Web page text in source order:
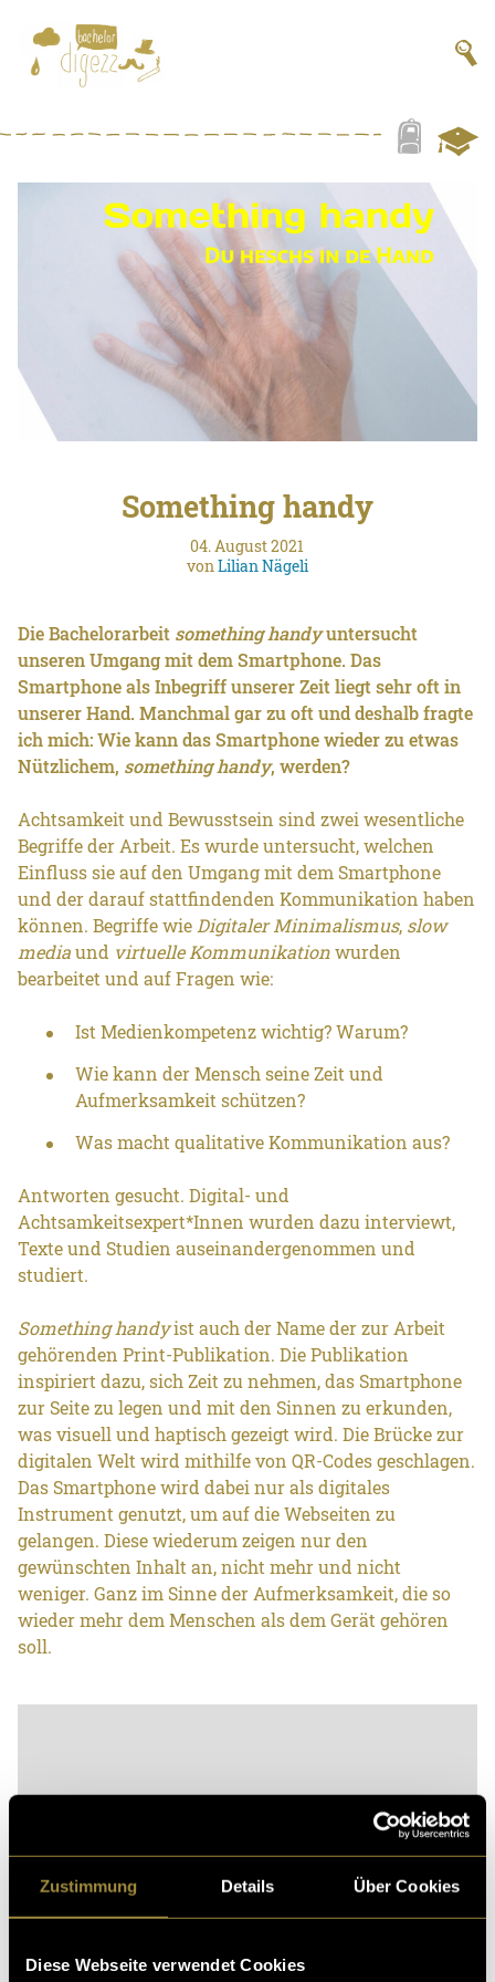
Zustimmung Details Über Cookies
Diese Webseite verwendet Cookies
Something handy
04. August 2021
vonLilian Nägeli
Die Bachelorarbeit something handyuntersucht
unseren Umgang mit dem Smartphone. Das
Smartphone als Inbegriff unserer Zeit liegt sehr oft in
unserer Hand. Manchmal gar zu oft und deshalb fragte
ich mich: Wie kann das Smartphone wieder zu etwas
Nützlichem, something handy, werden?
Achtsamkeit und Bewusstsein sind zwei wesentliche
Begriffe der Arbeit. Es wurde untersucht, welchen
Einfluss sie auf den Umgang mit dem Smartphone
und der darauf stattfindenden Kommunikation haben
können. Begriffe wie Digitaler Minimalismus, slow
mediaund virtuelle Kommunikationwurden
bearbeitet und auf Fragen wie:
Ist Medienkompetenz wichtig? Warum?
Wie kann der Mensch seine Zeit und
Aufmerksamkeit schützen?
Was macht qualitative Kommunikation aus?
Antworten gesucht. Digital- und
Achtsamkeitsexpert*Innen wurden dazu interviewt,
Texte und Studien auseinandergenommen und
studiert.
Something handyist auch der Name der zur Arbeit
gehörenden Print-Publikation. Die Publikation
inspiriert dazu, sich Zeit zu nehmen, das Smartphone
zur Seite zu legen und mit den Sinnen zu erkunden,
was visuell und haptisch gezeigt wird. Die Brücke zur
digitalen Welt wird mithilfe von QR-Codes geschlagen.
Das Smartphone wird dabei nur als digitales
Instrument genutzt, um auf die Webseiten zu
gelangen. Diese wiederum zeigen nur den
gewünschten Inhalt an, nicht mehr und nicht
weniger. Ganz im Sinne der Aufmerksamkeit, die so
wieder mehr dem Menschen als dem Gerät gehören
soll.
Bitte akzeptiere diestatistik, Marketing